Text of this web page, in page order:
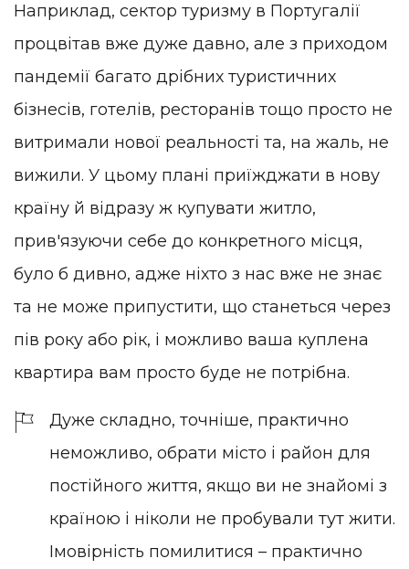
Наприклад, сектор туризму в Португалії
процвітав вже дуже давно, але з приходом
пандемії багато дрібних туристичних
бізнесів, готелів, ресторанів тощо просто не
витримали нової реальності та, на жаль, не
вижили. У цьому плані приїжджати в нову
країну й відразу ж купувати житло,
прив'язуючи себе до конкретного місця,
було б дивно, адже ніхто з нас вже не знає
та не може припустити, що станеться через
пів року або рік, і можливо ваша куплена
квартира вам просто буде не потрібна.
Дуже складно, точніше, практично
неможливо, обрати місто і район для
постійного життя, якщо ви не знайомі з
країною і ніколи не пробували тут жити.
Імовірність помилитися – практично